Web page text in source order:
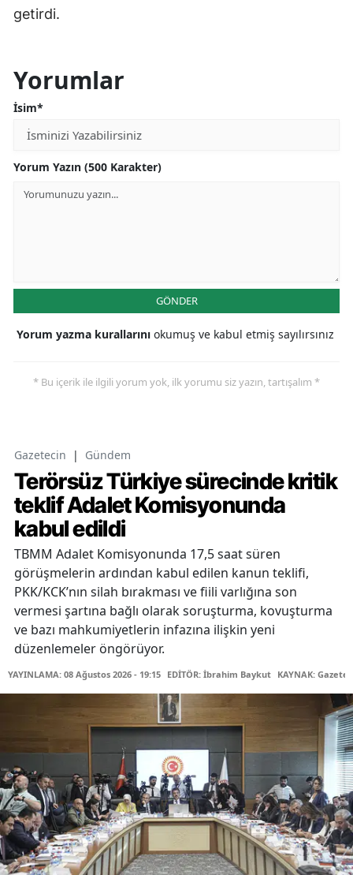
getirdi.
Yorumlar
İsim*
Yorum Yazın (500 Karakter)
GÖNDER
Yorum yazma kurallarını okumuş ve kabul etmiş sayılırsınız
* Bu içerik ile ilgili yorum yok, ilk yorumu siz yazın, tartışalım *
Gazetecin | Gündem
Terörsüz Türkiye sürecinde kritik
teklif Adalet Komisyonunda
kabul edildi
TBMM Adalet Komisyonunda 17,5 saat süren
görüşmelerin ardından kabul edilen kanun teklifi,
PKK/KCK’nın silah bırakması ve fiili varlığına son
vermesi şartına bağlı olarak soruşturma, kovuşturma
ve bazı mahkumiyetlerin infazına ilişkin yeni
düzenlemeler öngörüyor.
YAYINLAMA: 08 Ağustos 2026 - 19:15 EDİTÖR: İbrahim Baykut KAYNAK: